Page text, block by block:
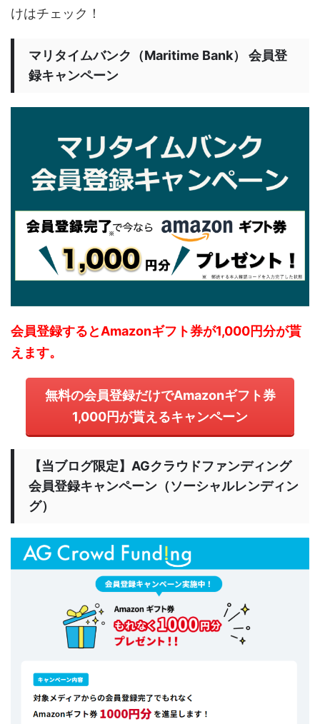
けはチェック！
マリタイムバンク（Maritime Bank） 会員登
録キャンペーン
会員登録するとAmazonギフト券が1,000円分が貰
えます。
無料の会員登録だけでAmazonギフト券
1,000円が貰えるキャンペーン
【当ブログ限定】AGクラウドファンディング
会員登録キャンペーン（ソーシャルレンディン
グ）